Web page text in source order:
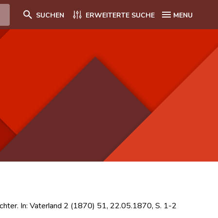
SUCHEN ERWEITERTE SUCHE MENU
In: Vaterland 2 (1870) 51, 22.05.1870, S. 1-2